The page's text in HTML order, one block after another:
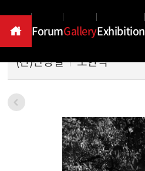
ForumGalleryExhibition
(컨)산성길 노현석